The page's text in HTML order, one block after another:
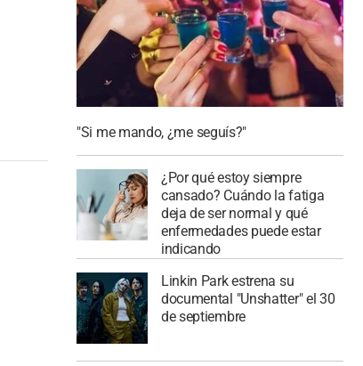
"Si me mando, ¿me seguís?"
¿Por qué estoy siempre
cansado? Cuándo la fatiga
deja de ser normal y qué
enfermedades puede estar
indicando
Linkin Park estrena su
documental "Unshatter" el 30
de septiembre